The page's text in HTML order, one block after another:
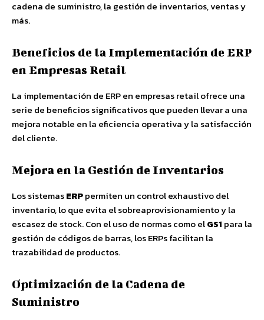
cadena de suministro, la gestión de inventarios, ventas y
más.
Beneficios de la Implementación de ERP
en Empresas Retail
La implementación de ERP en empresas retail ofrece una
serie de beneficios significativos que pueden llevar a una
mejora notable en la eficiencia operativa y la satisfacción
del cliente.
Mejora en la Gestión de Inventarios
Los sistemasERPpermiten un control exhaustivo del
inventario, lo que evita el sobreaprovisionamiento y la
escasez de stock. Con el uso de normas como elGS1 para la
gestión de códigos de barras, los ERPs facilitan la
trazabilidad de productos.
Optimización de la Cadena de
Suministro